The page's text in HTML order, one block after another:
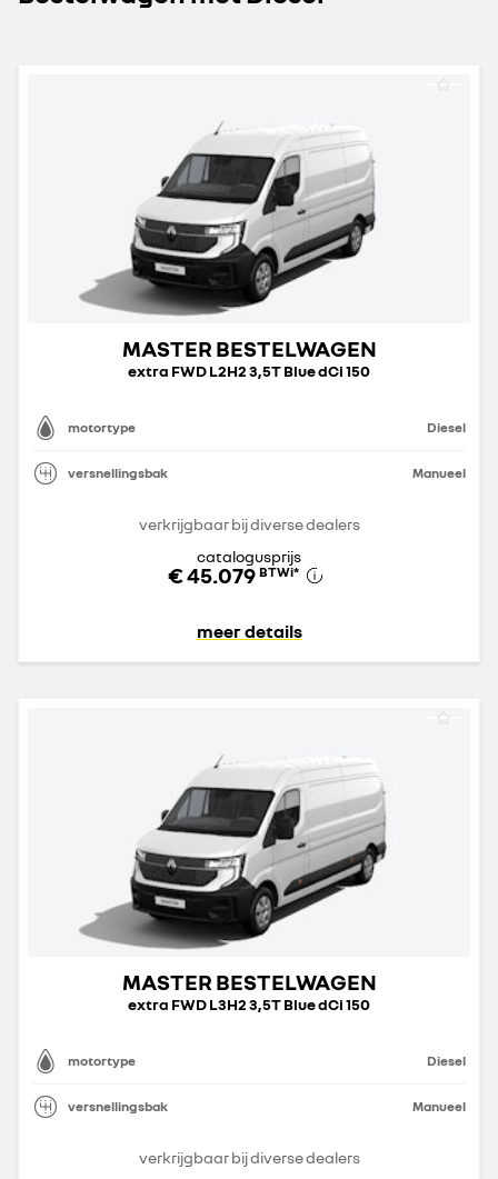
MASTER BESTELWAGEN
extra FWD L2H2 3,5T Blue dCi 150
motortype Diesel
versnellingsbak Manueel
verkrijgbaar bij diverse dealers
catalogusprijs
€ 45.079 BTWi*
meer details
MASTER BESTELWAGEN
extra FWD L3H2 3,5T Blue dCi 150
motortype Diesel
versnellingsbak Manueel
verkrijgbaar bij diverse dealers